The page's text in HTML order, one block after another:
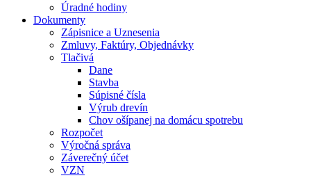
Úradné hodiny
Dokumenty
Zápisnice a Uznesenia
Zmluvy, Faktúry, Objednávky
Tlačivá
Dane
Stavba
Súpisné čísla
Výrub drevín
Chov ošípanej na domácu spotrebu
Rozpočet
Výročná správa
Záverečný účet
VZN